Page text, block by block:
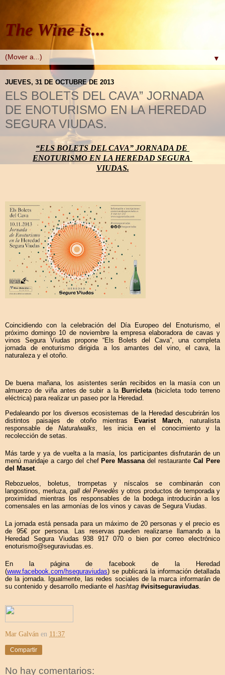
The Wine is...
▼
JUEVES, 31 DE OCTUBRE DE 2013
ELS BOLETS DEL CAVA” JORNADA
DE ENOTURISMO EN LA HEREDAD
SEGURA VIUDAS.
“ELS BOLETS DEL CAVA” JORNADA DE
ENOTURISMO EN LA HEREDAD SEGURA
VIUDAS.
Coincidiendo con la celebración del Día Europeo del Enoturismo, el
próximo domingo 10 de noviembre la empresa elaboradora de cavas y
vinos Segura Viudas propone “Els Bolets del Cava”, una completa
jornada de enoturismo dirigida a los amantes del vino, el cava, la
naturaleza y el otoño.
De buena mañana, los asistentes serán recibidos en la masía con un
almuerzo de viña antes de subir a la Burricleta (bicicleta todo terreno
eléctrica) para realizar un paseo por la Heredad.
Pedaleando por los diversos ecosistemas de la Heredad descubrirán los
distintos paisajes de otoño mientras Evarist March , naturalista
responsable de Naturalwalks , les inicia en el conocimiento y la
recolección de setas.
Más tarde y ya de vuelta a la masía, los participantes disfrutarán de un
menú maridaje a cargo del chef Pere Massana del restaurante Cal Pere
del Maset.
Rebozuelos, boletus, trompetas y níscalos se combinarán con
langostinos, merluza, gall del Penedès y otros productos de temporada y
proximidad mientras los responsables de la bodega introducirán a los
comensales en las armonías de los vinos y cavas de Segura Viudas.
La jornada está pensada para un máximo de 20 personas y el precio es
de 95€ por persona. Las reservas pueden realizarse llamando a la
Heredad Segura Viudas 938 917 070 o bien por correo electrónico
enoturismo@seguraviudas.es.
En la página de facebook de la Heredad
(www.facebook.com/hseguraviudas) se publicará la información detallada
de la jornada. Igualmente, las redes sociales de la marca informarán de
su contenido y desarrollo mediante el hashtag #visitseguraviudas
Mar Galván en 11:37
Compartir
No hay comentarios: